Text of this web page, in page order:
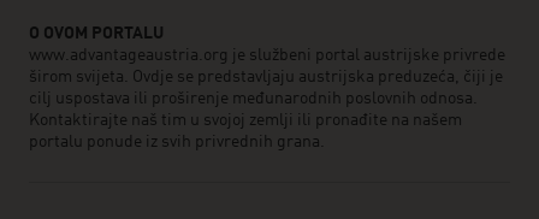
O OVOM PORTALU
www.advantageaustria.org je službeni portal austrijske privrede
širom svijeta. Ovdje se predstavljaju austrijska preduzeća, čiji je
cilj uspostava ili proširenje međunarodnih poslovnih odnosa.
Kontaktirajte naš tim u svojoj zemlji ili pronađite na našem
portalu ponude iz svih privrednih grana.